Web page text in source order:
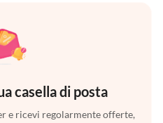
casella di posta
e ricevi regolarmente offerte,